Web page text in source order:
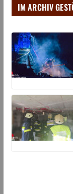
IM ARCHIV